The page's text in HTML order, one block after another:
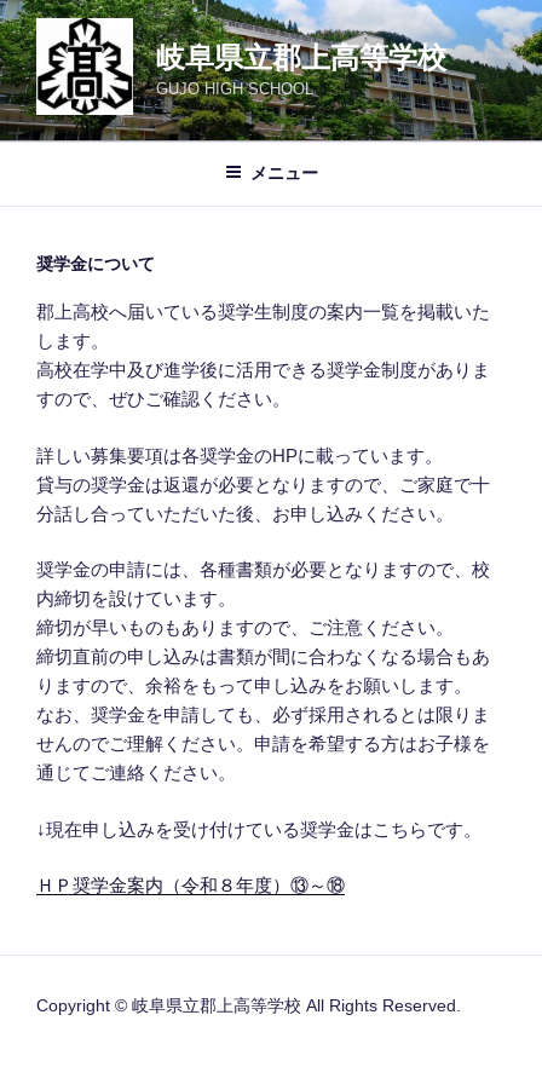
コ
ン
テ
ン
ツ
岐阜県立郡上高等学校
GUJO HIGH SCHOOL
メニュー
奨学金について
郡上高校へ届いている奨学生制度の案内一覧を掲載いた
します。
高校在学中及び進学後に活用できる奨学金制度がありま
すので、ぜひご確認ください。
詳しい募集要項は各奨学金のHPに載っています。
貸与の奨学金は返還が必要となりますので、ご家庭で十
分話し合っていただいた後、お申し込みください。
奨学金の申請には、各種書類が必要となりますので、校
内締切を設けています。
締切が早いものもありますので、ご注意ください。
締切直前の申し込みは書類が間に合わなくなる場合もあ
りますので、余裕をもって申し込みをお願いします。
なお、奨学金を申請しても、必ず採用されるとは限りま
せんのでご理解ください。申請を希望する方はお子様を
通じてご連絡ください。
↓現在申し込みを受け付けている奨学金はこちらです。
ＨＰ奨学金案内（令和８年度）⑬～⑱
Copyright © 岐阜県立郡上高等学校 All Rights Reserved.